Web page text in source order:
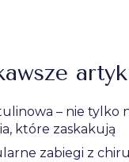
– nie tylko
które zaskakują
zabiegi z